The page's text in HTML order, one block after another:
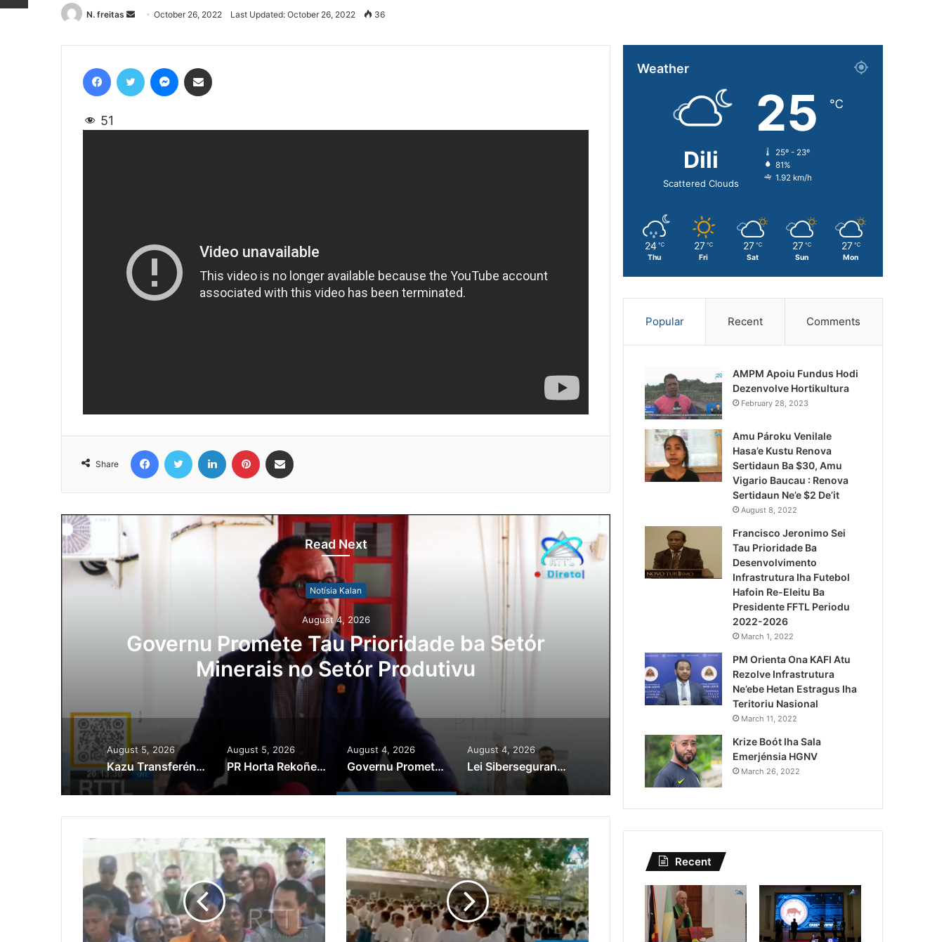
N. freitas
Send
email
October 26, 2022 Last Updated: October 26, 2022 36
51
Share
Read Next
Notísia Kalan
August 4, 2026
Governu Promete Tau Prioridade ba Setór
Minerais no Setór Produtivu
Lei Siberseguransa Ajuda
Kaptura Autór Kriminozu
Estranjeiru
August 5, 2026
Kazu Transferénsia Osan Millaun 42 Husi Singapura, Advogadu Sei Halo Rekursu
August 5, 2026
PR Horta Rekoñese Timoroan Sira Iha Diáspora Nia Kontribuisaun
August 4, 2026
Governu Promete Tau Prioridade ba Setór Minerais no Setór Produtivu
August 4, 2026
Lei Siberseguransa Ajuda Autoridade Polisiál Kaptura Autór Kriminozu ho Paradeiru Iha Estranjeiru
Weather
Dili
Scattered Clouds
25 ℃
25º - 23º
81%
1.92 km/h
24 ℃
Thu
27 ℃
Fri
27 ℃
Sat
27 ℃
Sun
27 ℃
Mon
Popular Recent Comments
AMPM Apoiu Fundus Hodi
Dezenvolve Hortikultura
February 28, 2023
Amu Pároku Venilale
Hasa’e Kustu Renova
Sertidaun Ba $30, Amu
Vigario Baucau : Renova
Sertidaun Ne’e $2 De’it
August 8, 2022
Francisco Jeronimo Sei
Tau Prioridade Ba
Desenvolvimento
Infrastrutura Iha Futebol
Hafoin Re-Eleitu Ba
Presidente FFTL Periodu
2022-2026
March 1, 2022
PM Orienta Ona KAFI Atu
Rezolve Infrastrutura
Ne’ebe Hetan Estragus Iha
Teritoriu Nasional
March 11, 2022
Krize Boót Iha Sala
Emerjénsia HGNV
March 26, 2022
Recent